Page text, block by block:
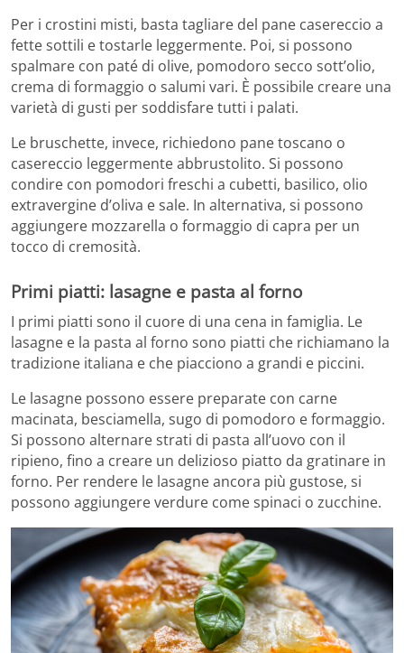
Per i crostini misti, basta tagliare del pane casereccio a
fette sottili e tostarle leggermente. Poi, si possono
spalmare con paté di olive, pomodoro secco sott’olio,
crema di formaggio o salumi vari. È possibile creare una
varietà di gusti per soddisfare tutti i palati.
Le bruschette, invece, richiedono pane toscano o
casereccio leggermente abbrustolito. Si possono
condire con pomodori freschi a cubetti, basilico, olio
extravergine d’oliva e sale. In alternativa, si possono
aggiungere mozzarella o formaggio di capra per un
tocco di cremosità.
Primi piatti: lasagne e pasta al forno
I primi piatti sono il cuore di una cena in famiglia. Le
lasagne e la pasta al forno sono piatti che richiamano la
tradizione italiana e che piacciono a grandi e piccini.
Le lasagne possono essere preparate con carne
macinata, besciamella, sugo di pomodoro e formaggio.
Si possono alternare strati di pasta all’uovo con il
ripieno, fino a creare un delizioso piatto da gratinare in
forno. Per rendere le lasagne ancora più gustose, si
possono aggiungere verdure come spinaci o zucchine.